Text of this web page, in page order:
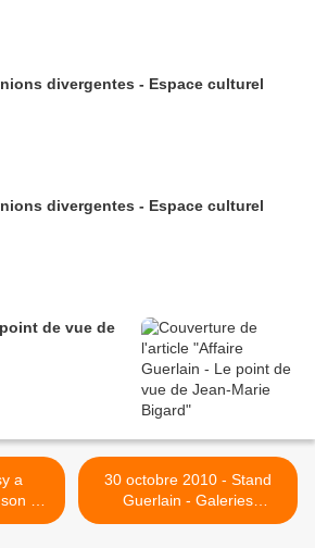
divergentes - Espace culturel
divergentes - Espace culturel
de vue de
du
80 /
30 octobre 2010 - Stand
Guerlain - Galeries
Lafayette - Paris >